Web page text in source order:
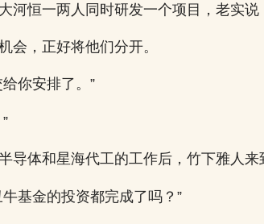
河恒一两人同时研发一个项目，老实说
会，正好将他们分开。
你安排了。”
导体和星海代工的工作后，竹下雅人来
牛基金的投资都完成了吗？”